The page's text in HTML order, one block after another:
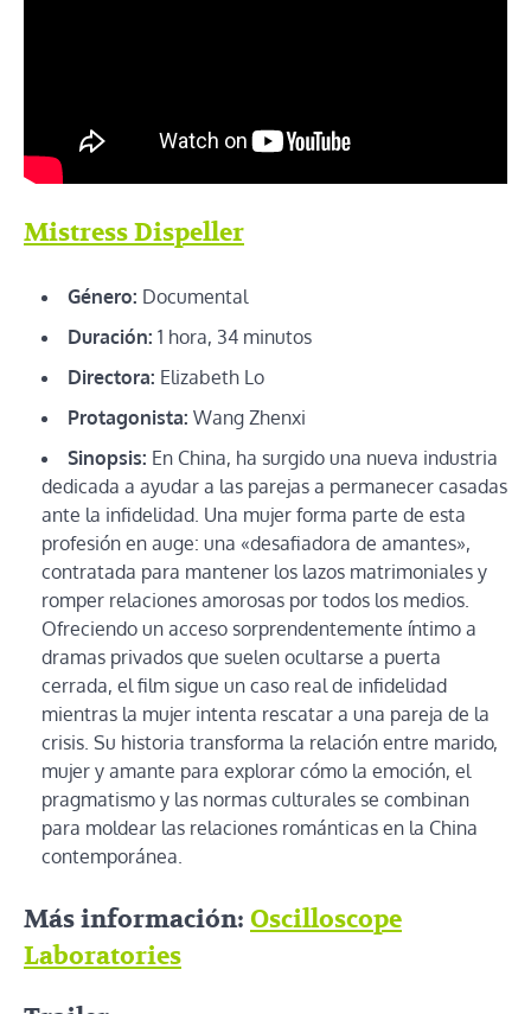
Mistress Dispeller
Género: Documental
Duración: 1 hora, 34 minutos
Directora: Elizabeth Lo
Protagonista: Wang Zhenxi
Sinopsis: En China, ha surgido una nueva industria
dedicada a ayudar a las parejas a permanecer casadas
ante la infidelidad. Una mujer forma parte de esta
profesión en auge: una «desafiadora de amantes»,
contratada para mantener los lazos matrimoniales y
romper relaciones amorosas por todos los medios.
Ofreciendo un acceso sorprendentemente íntimo a
dramas privados que suelen ocultarse a puerta
cerrada, el film sigue un caso real de infidelidad
mientras la mujer intenta rescatar a una pareja de la
crisis. Su historia transforma la relación entre marido,
mujer y amante para explorar cómo la emoción, el
pragmatismo y las normas culturales se combinan
para moldear las relaciones románticas en la China
contemporánea.
Más información: Oscilloscope
Laboratories